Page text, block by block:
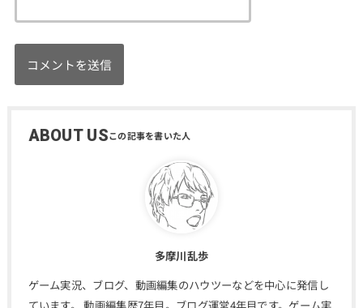
ABOUT US
多摩川乱歩
ゲーム実況、ブログ、動画編集のハウツーなどを中心に発信し
ています。 動画編集歴7年目。ブログ運営4年目です。ゲーム実